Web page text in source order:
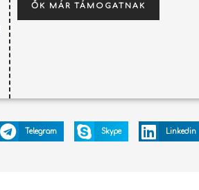
ŐK MÁR TÁMOGATNAK
Telegram Skype Linkedin